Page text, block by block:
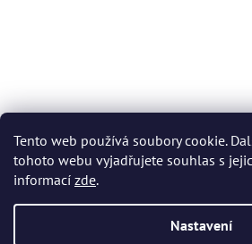
Tento web používá soubory cookie.
tohoto webu vyjadřujete souhlas s
informací zde.
Nastavení
Vytvořil